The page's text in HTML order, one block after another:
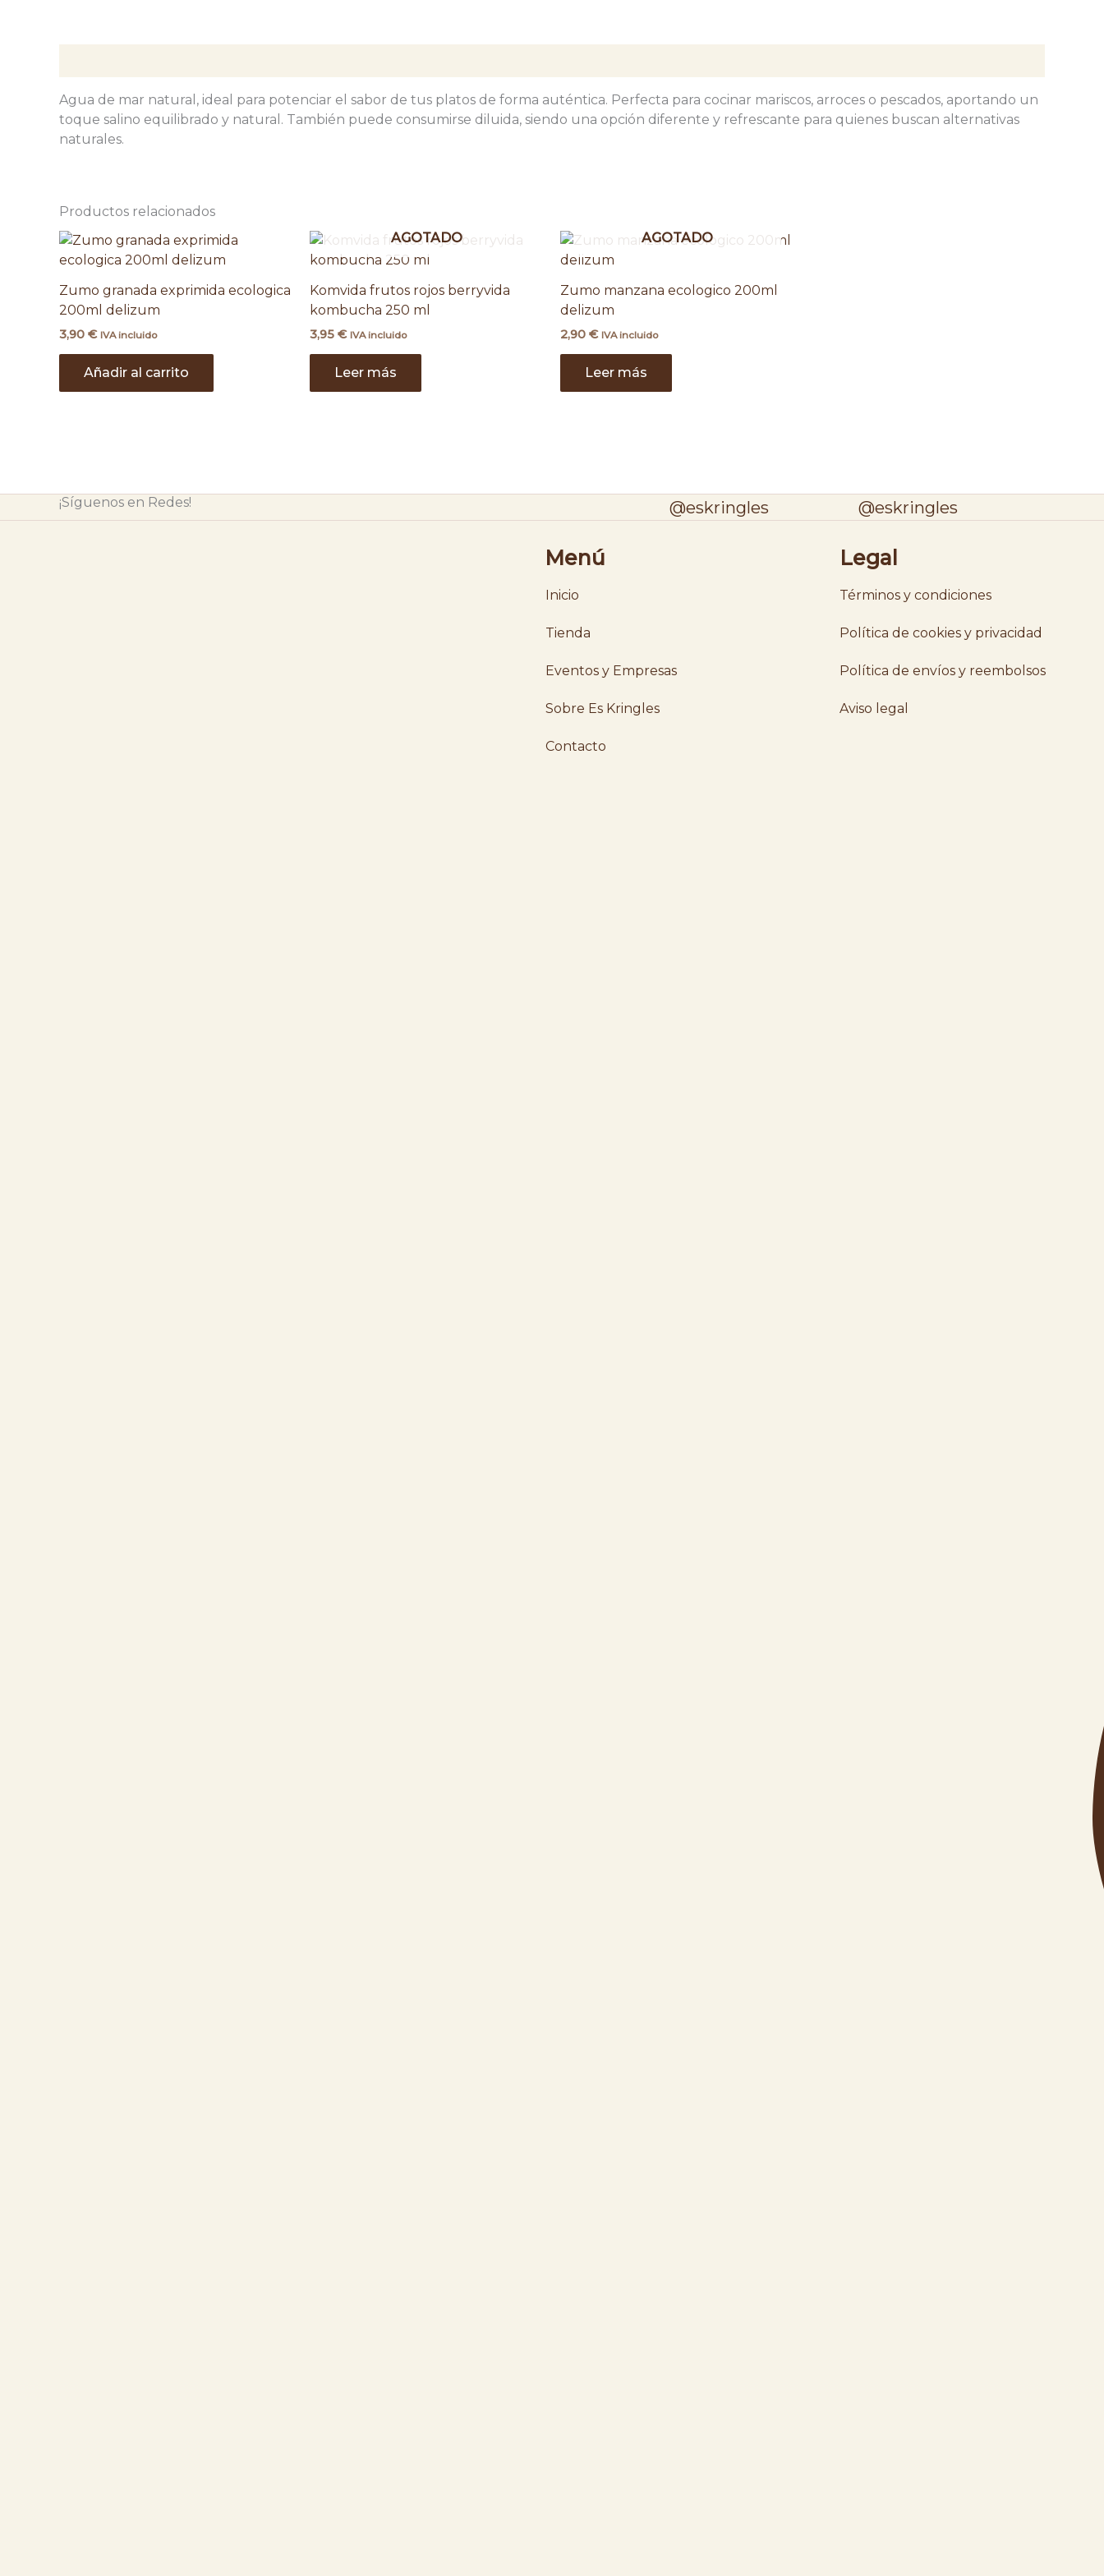
Agua de mar natural, ideal para potenciar el sabor de tus platos de forma auténtica. Perfecta para cocinar mariscos, arroces o pescados, aportando un
toque salino equilibrado y natural. También puede consumirse diluida, siendo una opción diferente y refrescante para quienes buscan alternativas
naturales.
Productos relacionados
Zumo granada exprimida ecologica
200ml delizum
3,90 € IVA incluido
Añadir al carrito
AGOTADO
Komvida frutos rojos berryvida
kombucha 250 ml
3,95 € IVA incluido
Leer más
AGOTADO
Zumo manzana ecologico 200ml
delizum
2,90 € IVA incluido
Leer más
¡Síguenos en Redes! @eskringles @eskringles
Menú
Inicio
Tienda
Eventos y Empresas
Sobre Es Kringles
Contacto
Legal
Términos y condiciones
Política de cookies y privacidad
Política de envíos y reembolsos
Aviso legal